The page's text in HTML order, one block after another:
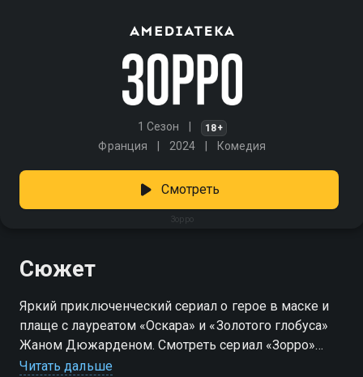
1 Сезон 18+
Франция 2024 Комедия
Зорро
Смотреть
Сюжет
Яркий приключенческий сериал о герое в маске и
плаще с лауреатом «Оскара» и «Золотого глобуса»
Жаном Дюжарденом. Смотреть сериал «Зорро»
онлайн в хорошем качестве вы можете в подписке
Читать дальше